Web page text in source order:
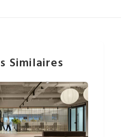
Similaires